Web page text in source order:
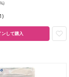
ンして購入